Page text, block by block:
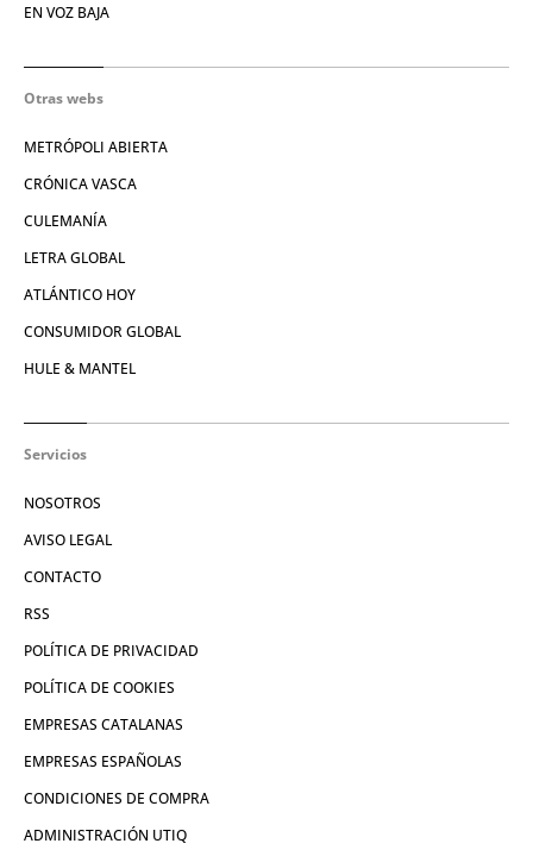
EN VOZ BAJA
Otras webs
METRÓPOLI ABIERTA
CRÓNICA VASCA
CULEMANÍA
LETRA GLOBAL
ATLÁNTICO HOY
CONSUMIDOR GLOBAL
HULE & MANTEL
Servicios
NOSOTROS
AVISO LEGAL
CONTACTO
RSS
POLÍTICA DE PRIVACIDAD
POLÍTICA DE COOKIES
EMPRESAS CATALANAS
EMPRESAS ESPAÑOLAS
CONDICIONES DE COMPRA
ADMINISTRACIÓN UTIQ